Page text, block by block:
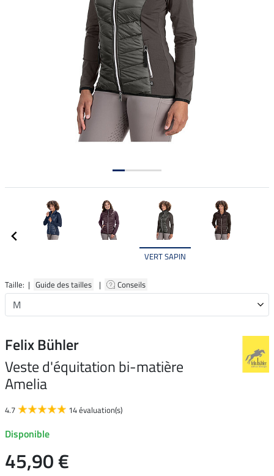
VERT SAPIN
Taille: | Guide des tailles | Conseils
Felix Bühler
Veste d'équitation bi-matière
Amelia
4.7 14 évaluation(s)
Disponible
45,90 €